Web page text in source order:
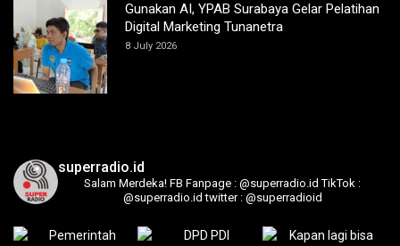
Gunakan AI, YPAB Surabaya Gelar Pelatihan
Digital Marketing Tunanetra
8 July 2026
superradio.id
Salam Merdeka! FB Fanpage : @superradio.id TikTok :
@superradio.id twitter : @superradioid